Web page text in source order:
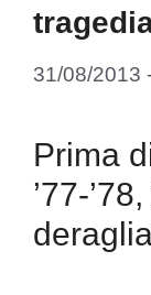
31/08/2013
Prima
’77-